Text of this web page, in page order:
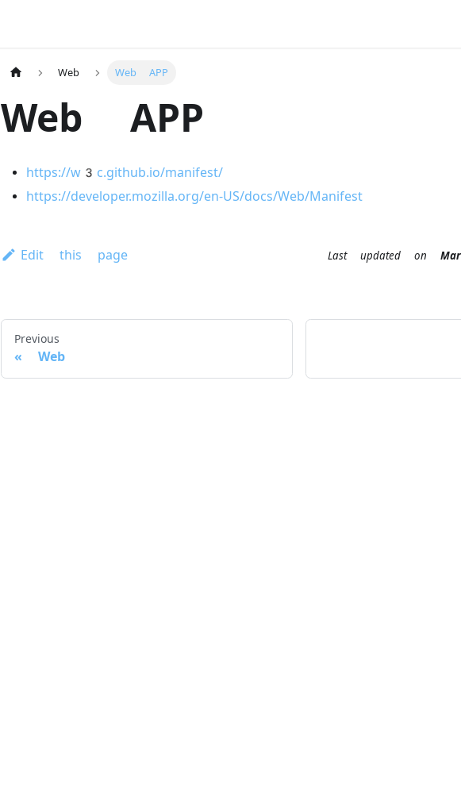
Web Web APP
Web APP
https://w3c.github.io/manifest/
https://developer.mozilla.org/en-US/docs/Web/Manifest
Edit this page Last updated on
Previous
Web